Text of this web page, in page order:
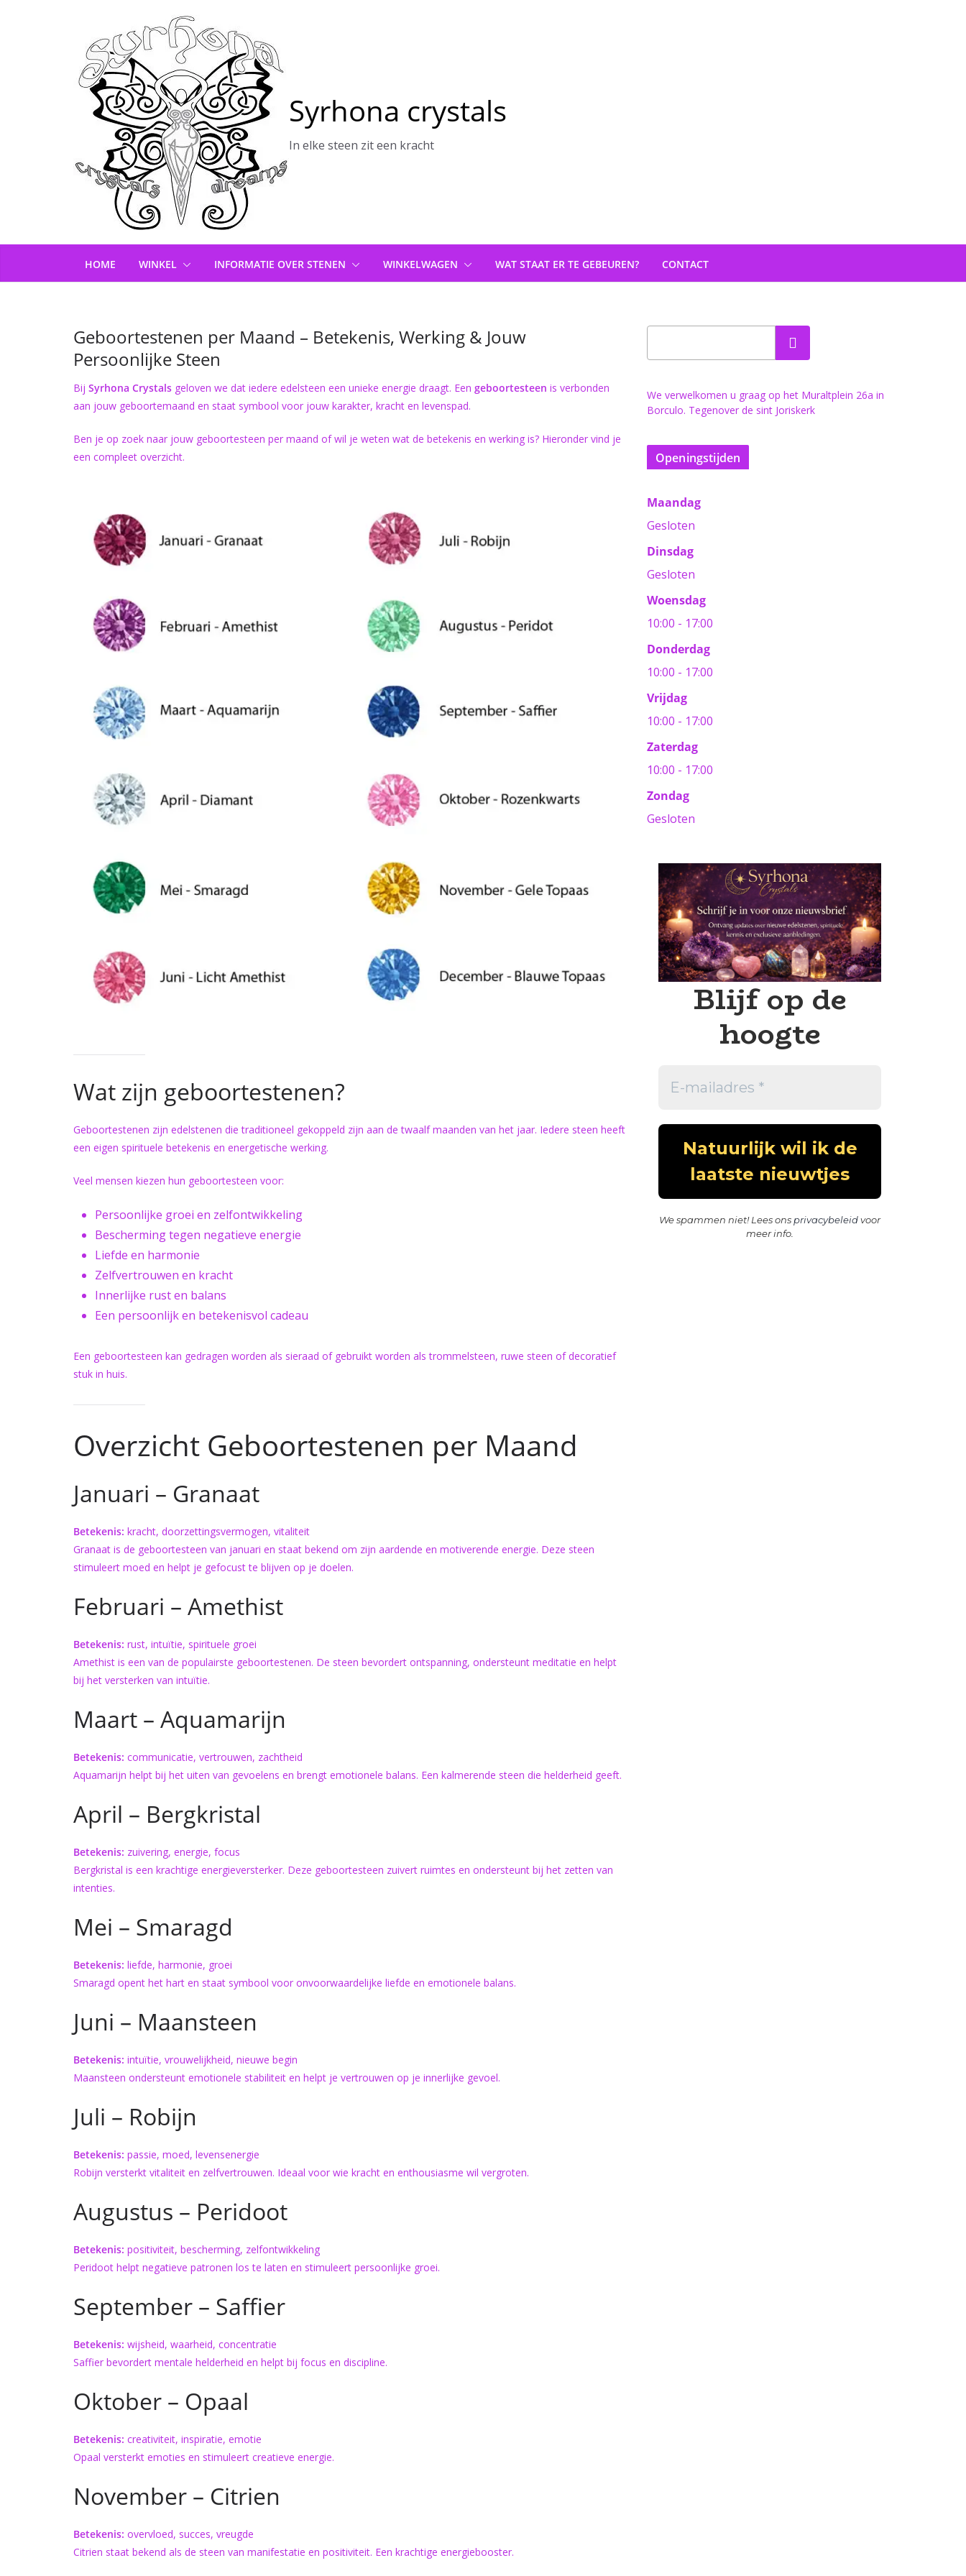
Syrhona crystals
In elke steen zit een kracht
HOME WINKEL INFORMATIE OVER STENEN WINKELWAGEN WAT STAAT ER TE GEBEUREN? CONTACT
Geboortestenen per Maand – Betekenis, Werking & Jouw
Persoonlijke Steen
Bij Syrhona Crystals geloven we dat iedere edelsteen een unieke energie draagt. Een geboortesteen is verbonden
aan jouw geboortemaand en staat symbool voor jouw karakter, kracht en levenspad.
Ben je op zoek naar jouw geboortesteen per maand of wil je weten wat de betekenis en werking is? Hieronder vind je
een compleet overzicht.
Wat zijn geboortestenen?
Geboortestenen zijn edelstenen die traditioneel gekoppeld zijn aan de twaalf maanden van het jaar. Iedere steen heeft
een eigen spirituele betekenis en energetische werking.
Veel mensen kiezen hun geboortesteen voor:
Persoonlijke groei en zelfontwikkeling
Bescherming tegen negatieve energie
Liefde en harmonie
Zelfvertrouwen en kracht
Innerlijke rust en balans
Een persoonlijk en betekenisvol cadeau
Een geboortesteen kan gedragen worden als sieraad of gebruikt worden als trommelsteen, ruwe steen of decoratief
stuk in huis.
Overzicht Geboortestenen per Maand
Januari – Granaat
Betekenis: kracht, doorzettingsvermogen, vitaliteit
Granaat is de geboortesteen van januari en staat bekend om zijn aardende en motiverende energie. Deze steen
stimuleert moed en helpt je gefocust te blijven op je doelen.
Februari – Amethist
Betekenis: rust, intuïtie, spirituele groei
Amethist is een van de populairste geboortestenen. De steen bevordert ontspanning, ondersteunt meditatie en helpt
bij het versterken van intuïtie.
Maart – Aquamarijn
Betekenis: communicatie, vertrouwen, zachtheid
Aquamarijn helpt bij het uiten van gevoelens en brengt emotionele balans. Een kalmerende steen die helderheid geeft.
April – Bergkristal
Betekenis: zuivering, energie, focus
Bergkristal is een krachtige energieversterker. Deze geboortesteen zuivert ruimtes en ondersteunt bij het zetten van
intenties.
Mei – Smaragd
Betekenis: liefde, harmonie, groei
Smaragd opent het hart en staat symbool voor onvoorwaardelijke liefde en emotionele balans.
Juni – Maansteen
Betekenis: intuïtie, vrouwelijkheid, nieuwe begin
Maansteen ondersteunt emotionele stabiliteit en helpt je vertrouwen op je innerlijke gevoel.
Juli – Robijn
Betekenis: passie, moed, levensenergie
Robijn versterkt vitaliteit en zelfvertrouwen. Ideaal voor wie kracht en enthousiasme wil vergroten.
Augustus – Peridoot
Betekenis: positiviteit, bescherming, zelfontwikkeling
Peridoot helpt negatieve patronen los te laten en stimuleert persoonlijke groei.
September – Saffier
Betekenis: wijsheid, waarheid, concentratie
Saffier bevordert mentale helderheid en helpt bij focus en discipline.
Oktober – Opaal
Betekenis: creativiteit, inspiratie, emotie
Opaal versterkt emoties en stimuleert creatieve energie.
November – Citrien
Betekenis: overvloed, succes, vreugde
Citrien staat bekend als de steen van manifestatie en positiviteit. Een krachtige energiebooster.
Zoeken
We verwelkomen u graag op het Muraltplein 26a in
Borculo. Tegenover de sint Joriskerk
Openingstijden
Maandag
Gesloten
Dinsdag
Gesloten
Woensdag
10:00 - 17:00
Donderdag
10:00 - 17:00
Vrijdag
10:00 - 17:00
Zaterdag
10:00 - 17:00
Zondag
Gesloten
Blijf op de
hoogte
We spammen niet! Lees ons privacybeleidvoor
meer info.